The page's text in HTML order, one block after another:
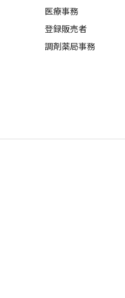
医療事務
登録販売者
調剤薬局事務